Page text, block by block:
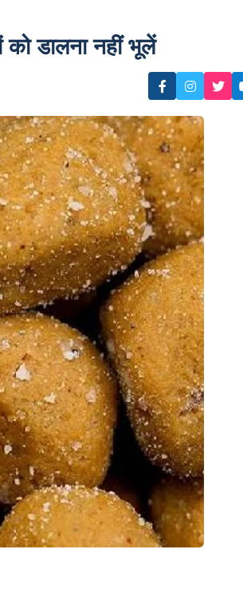
डालना नहीं भूलें